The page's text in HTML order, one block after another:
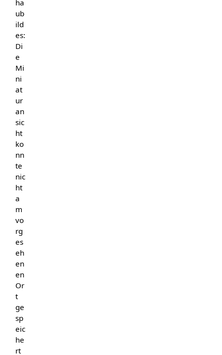
ha
ub
ild
es:
Di
e
Mi
ni
at
ur
an
sic
ht
ko
nn
te
nic
ht
a
m
vo
rg
es
eh
en
en
Or
t
ge
sp
eic
he
rt